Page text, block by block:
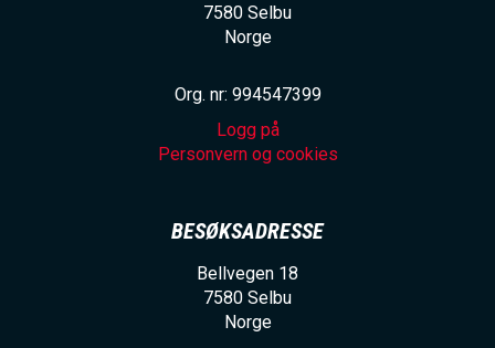
7580 Selbu
Norge
Org. nr: 994547399
Logg på
Personvern og cookies
BESØKSADRESSE
Bellvegen 18
7580 Selbu
Norge